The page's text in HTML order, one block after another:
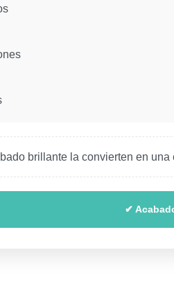
brillante la convierten en
✔